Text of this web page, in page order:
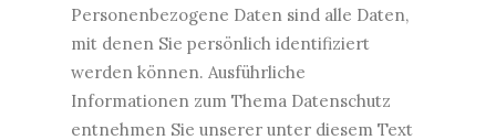
Personenbezogene Daten sind alle Daten,
mit denen Sie persönlich identifiziert
werden können. Ausführliche
Informationen zum Thema Datenschutz
entnehmen Sie unserer unter diesem Text